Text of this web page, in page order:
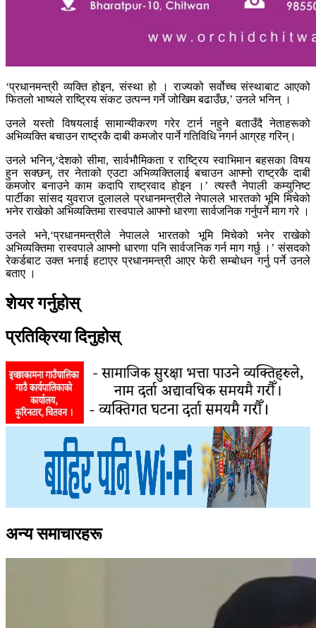
‘प्रधानमन्त्री व्यक्ति होइन, संस्था हो । राज्यको सर्वोच्च संस्थाबाट आएको
फितलो भाष्यले राष्ट्रिय संकट उत्पन्न गर्ने जोखिम बढाउँछ,’ उनले भनिन् ।
उनले यस्तो विषयलाई सामान्यीकरण गरेर टार्न नहुने बताउँदै नेताहरूको
अभिव्यक्ति बचाउन राष्ट्रकै दाबी कमजोर पार्ने गतिविधि नगर्न आग्रह गरिन्।
उनले भनिन्,‘देशको सीमा, सार्वभौमिकता र राष्ट्रिय स्वाभिमान बहसका विषय
हुन सक्छन्, तर नेताको एउटा अभिव्यक्तिलाई बचाउन आफ्नो राष्ट्रकै दाबी
कमजोर बनाउने काम कदापि राष्ट्रवाद होइन ।’ त्यस्तै नेपाली कम्युनिष्ट
पार्टीका सांसद युवराज दुलालले प्रधानमन्त्रीले नेपालले भारतको भूमि मिचेको
भनेर राखेको अभिव्यक्तिमा रास्वपाले आफ्नो धारणा सार्वजनिक गर्नुपर्ने माग गरे ।
उनले भने,‘प्रधानमन्त्रीले नेपालले भारतको भूमि मिचेको भनेर राखेको
अभिव्यक्तिमा रास्वपाले आफ्नो धारणा पनि सार्वजनिक गर्न माग गर्छु ।’ संसदको
रेकर्डबाट उक्त भनाई हटाएर प्रधानमन्त्री आएर फेरी सम्बोधन गर्नु पर्ने उनले
बताए ।
शेयर गर्नुहोस्
प्रतिक्रिया दिनुहोस्
अन्य समाचारहरू